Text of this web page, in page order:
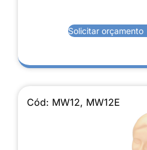
Solicitar orçamento
Cód: MW12, MW12E